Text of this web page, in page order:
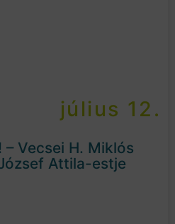
július 12.
Vecsei H. Miklós
Attila-estje